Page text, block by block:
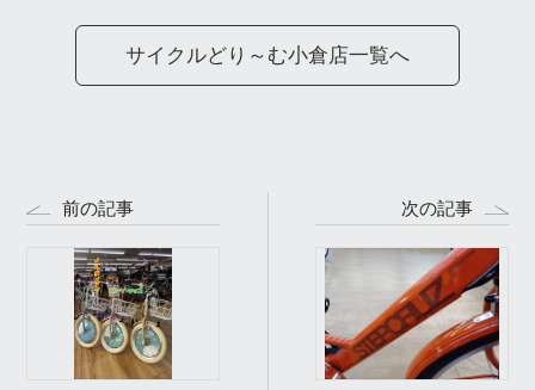
サイクルどり～む小倉店一覧へ
前の記事 次の記事